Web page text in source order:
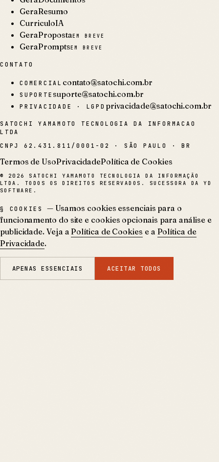
GeraResumo
CurriculoIA
GeraPropostaEM BREVE
GeraPromptsEM BREVE
CONTATO
COMERCIAL contato@satochi.com.br
SUPORTEsuporte@satochi.com.br
PRIVACIDADE · LGPD privacidade@satochi.com.br
SATOCHI YAMAMOTO TECNOLOGIA DA INFORMACAO
LTDA
CNPJ 62.431.811/0001-02 · SÃO PAULO · BR
Termos de UsoPrivacidadePolítica de Cookies
© 2026
SATOCHI YAMAMOTO TECNOLOGIA DA INFORMAÇÃO
LTDA. TODOS OS DIREITOS RESERVADOS. SUCESSORA DA YD
SOFTWARE.
§ COOKIES
— Usamos cookies essenciais para o
funcionamento do site e cookies opcionais para análise e
publicidade. Veja a Política de Cookies e a Política de
Privacidade.
APENAS ESSENCIAIS ACEITAR TODOS